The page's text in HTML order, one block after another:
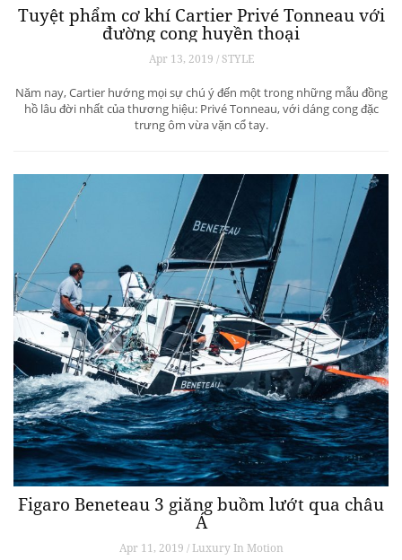
Tuyệt phẩm cơ khí Cartier Privé Tonneau với
đường cong huyền thoại
Apr 13, 2019 / STYLE
Năm nay, Cartier hướng mọi sự chú ý đến một trong những mẫu đồng
hồ lâu đời nhất của thương hiệu: Privé Tonneau, với dáng cong đặc
trưng ôm vừa vặn cổ tay.
Figaro Beneteau 3 giăng buồm lướt qua châu
Á
Apr 11, 2019 / Luxury In Motion